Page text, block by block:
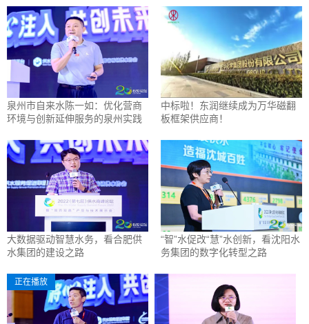
泉州市自来水陈一如：优化营商
环境与创新延伸服务的泉州实践
中标啦！东润继续成为万华磁翻
板框架供应商！
大数据驱动智慧水务，看合肥供
水集团的建设之路
“智”水促改“慧”水创新，看沈阳水
务集团的数字化转型之路
正在播放